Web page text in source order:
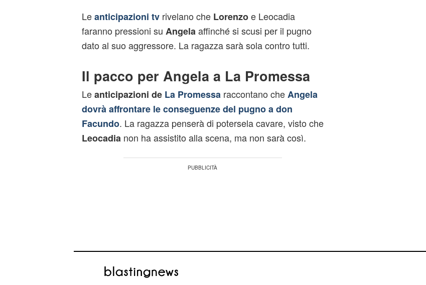
Leanticipazioni tvrivelano che Lorenzoe Leocadia
faranno pressioni su Angela affinché si scusi per il pugno
dato al suo aggressore. La ragazza sarà sola contro tutti.
Il pacco per Angela a La Promessa
Leanticipazioni de La Promessa raccontano cheAngela
dovrà affrontare le conseguenze del pugno a don
Facundo. La ragazza penserà di potersela cavare, visto che
Leocadia non ha assistito alla scena, ma non sarà così.